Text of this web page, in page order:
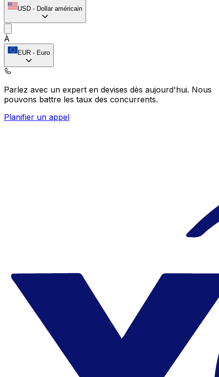
USD - Dollar américain
À
EUR - Euro
Parlez avec un expert en devises dès aujourd'hui. Nous
pouvons battre les taux des concurrents.
Planifier un appel